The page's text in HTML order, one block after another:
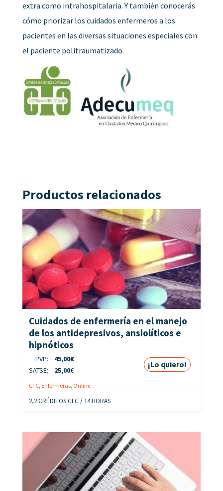
extra como intrahospitalaria. Y también conocerás
cómo priorizar los cuidados enfermeros a los
pacientes en las diversas situaciones especiales con
el paciente politraumatizado.
Productos relacionados
Cuidados de enfermería en el manejo
de los antidepresivos, ansiolíticos e
hipnóticos
PVP: 45,00€
SATSE:
25,00€
¡Lo quiero!
CFC, Enfermeras, Online
2,2 CRÉDITOS CFC / 14 HORAS